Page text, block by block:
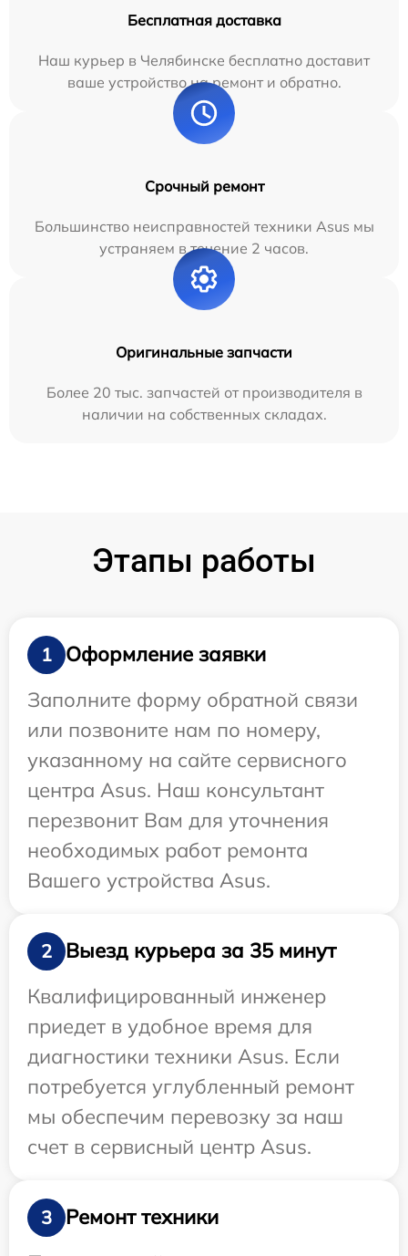
Бесплатная доставка
Наш курьер в Челябинске бесплатно доставит
ваше устройство на ремонт и обратно.
Срочный ремонт
Большинство неисправностей техники Asus мы
устраняем в течение 2 часов.
Оригинальные запчасти
Более 20 тыс. запчастей от производителя в
наличии на собственных складах.
Этапы работы
1
Оформление заявки
Заполните форму обратной связи
или позвоните нам по номеру,
указанному на сайте сервисного
центра Asus. Наш консультант
перезвонит Вам для уточнения
необходимых работ ремонта
Вашего устройства Asus.
2
Выезд курьера за 35 минут
Квалифицированный инженер
приедет в удобное время для
диагностики техники Asus. Если
потребуется углубленный ремонт
мы обеспечим перевозку за наш
счет в сервисный центр Asus.
3
Ремонт техники